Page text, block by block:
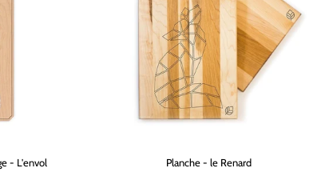
- L'envol
Planche - le Renard